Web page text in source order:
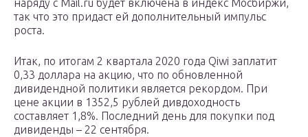
наряду с Mail.ru будет включена в индекс Мосбиржи,
так что это придаст ей дополнительный импульс
роста.
Итак, по итогам 2 квартала 2020 года Qiwi заплатит
0,33 доллара на акцию, что по обновленной
дивидендной политики является рекордом. При
цене акции в 1352,5 рублей дивдоходность
составляет 1,8%. Последний день для покупки под
дивиденды – 22 сентября.